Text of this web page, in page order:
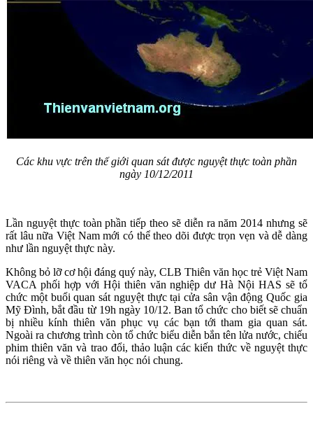
Các khu vực trên thế giới quan sát được nguyệt thực toàn phần
ngày 10/12/2011
Lần nguyệt thực toàn phần tiếp theo sẽ diễn ra năm 2014 nhưng sẽ
rất lâu nữa Việt Nam mới có thể theo dõi được trọn vẹn và dễ dàng
như lần nguyệt thực này.
Không bỏ lỡ cơ hội đáng quý này, CLB Thiên văn học trẻ Việt Nam
VACA phối hợp với Hội thiên văn nghiệp dư Hà Nội HAS sẽ tổ
chức một buổi quan sát nguyệt thực tại cửa sân vận động Quốc gia
Mỹ Đình, bắt đầu từ 19h ngày 10/12. Ban tổ chức cho biết sẽ chuẩn
bị nhiều kính thiên văn phục vụ các bạn tới tham gia quan sát.
Ngoài ra chương trình còn tổ chức biểu diễn bắn tên lửa nước, chiếu
phim thiên văn và trao đổi, thảo luận các kiến thức về nguyệt thực
nói riêng và về thiên văn học nói chung.